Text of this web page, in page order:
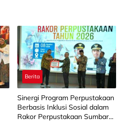
Berita
Sinergi Program Perpustakaan
Berbasis Inklusi Sosial dalam
Rakor Perpustakaan Sumbar